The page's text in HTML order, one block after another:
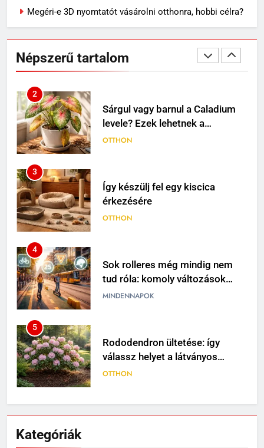
Megéri-e 3D nyomtatót vásárolni otthonra, hobbi célra?
Népszerű tartalom
MINDENNAPOK
Sárgul vagy barnul a Caladium
3
Így készülj fel egy kiscica
4
Sok rolleres még mindig nem
szabályokban
5
Rododendron ültetése: így
6
Visszatérő álmok: miért jelenhet
újra?
MINDENNAPOK
7
Kategóriák